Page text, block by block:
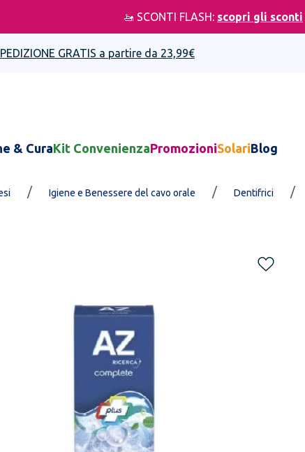
🚤 SCONTI FLASH: scopri gli sconti
GRATIS a partire da 23,99€
& CuraKit ConvenienzaPromozioniSolariBlog
/ Igiene e Benessere del cavo orale / Dentifrici /